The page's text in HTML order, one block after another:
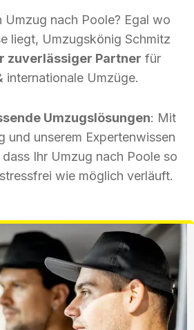
Umzug nach Poole? Egal wo
liegt, Umzugskönig Schmitz
zuverlässiger Partner für
internationale Umzüge.
Umzugslösungen: Mit
und unserem Expertenwissen
Ihr Umzug nach Poole so
wie möglich verläuft.